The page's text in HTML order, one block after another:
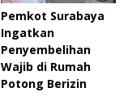
Pemkot Surabaya
Ingatkan
Penyembelihan
Wajib di Rumah
Potong Berizin